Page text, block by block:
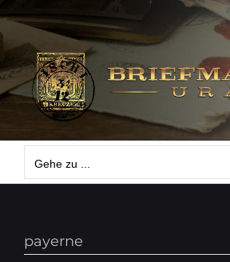
Zum
Inhalt
springen
Gehe zu ...
Gehe zu ...
payerne